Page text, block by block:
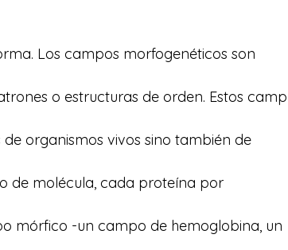
Los campos morfogenéticos son
o estructuras de orden. Estos
organismos vivos sino también de
de molécula, cada proteína por
mórfico -un campo de hemoglobina, un